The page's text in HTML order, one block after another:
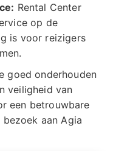
Rental Center
op de
is voor reizigers
goed onderhouden
veiligheid van
een betrouwbare
aan Agia